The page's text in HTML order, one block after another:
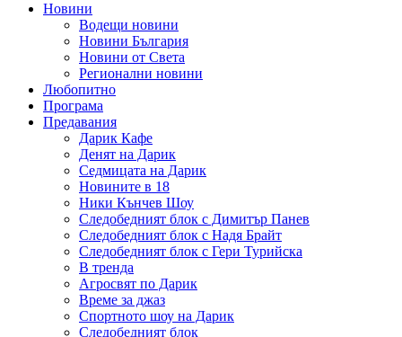
Новини
Водещи новини
Новини България
Новини от Света
Регионални новини
Любопитно
Програма
Предавания
Дарик Кафе
Денят на Дарик
Седмицата на Дарик
Новините в 18
Ники Кънчев Шоу
Следобедният блок с Димитър Панев
Следобедният блок с Надя Брайт
Следобедният блок с Гери Турийска
В тренда
Агросвят по Дарик
Време за джаз
Спортното шоу на Дарик
Следобедният блок